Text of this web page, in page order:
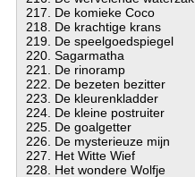
217. De komieke Coco
218. De krachtige krans
219. De speelgoedspiegel
220. Sagarmatha
221. De rinoramp
222. De bezeten bezitter
223. De kleurenkladder
224. De kleine postruiter
225. De goalgetter
226. De mysterieuze mijn
227. Het Witte Wief
228. Het wondere Wolfje